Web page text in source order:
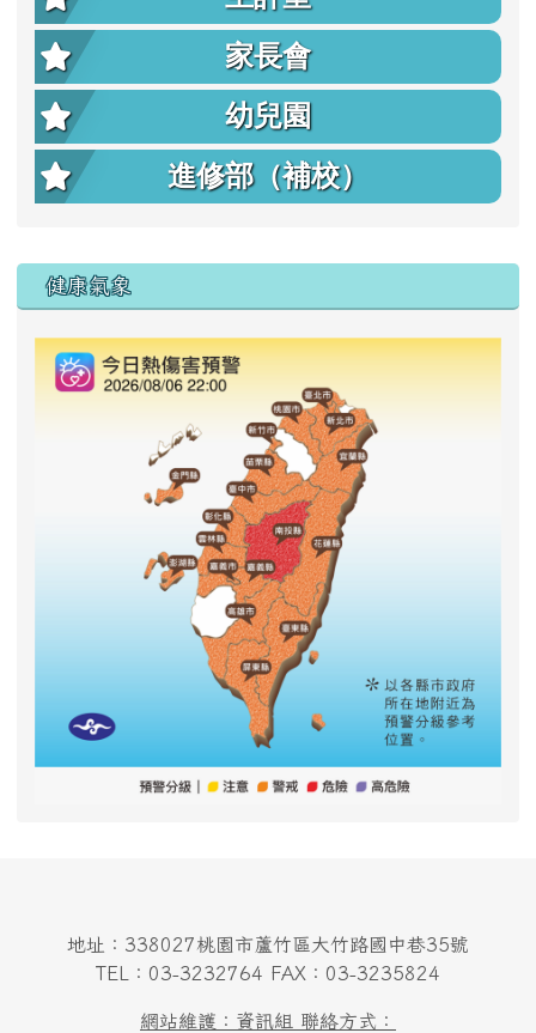
家長會
幼兒園
進修部（補校）
右邊區域內容
健康氣象
地址：338027桃園市蘆竹區大竹路國中巷35號
TEL：03-3232764 FAX：03-3235824
網站維護：資訊組 聯絡方式：